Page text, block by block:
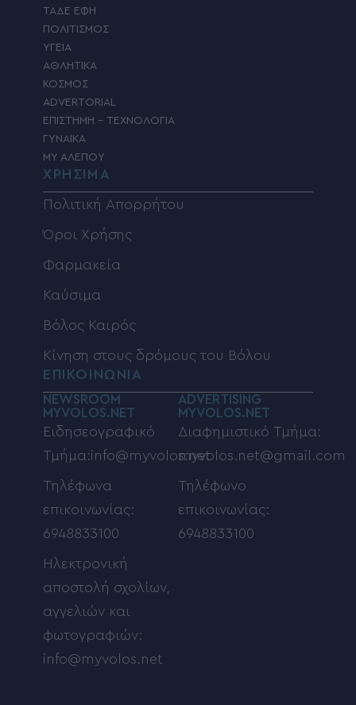
ΤΑΔΕ ΕΦΗ
ΠΟΛΙΤΙΣΜΟΣ
ΥΓΕΙΑ
ΑΘΛΗΤΙΚΑ
ΚΟΣΜΟΣ
ADVERTORIAL
ΕΠΙΣΤΗΜΗ – ΤΕΧΝΟΛΟΓΙΑ
ΓΥΝΑΙΚΑ
MY ΑΛΕΠΟΥ
ΧΡΗΣΙΜΑ
Πολιτική Απορρήτου
Όροι Χρήσης
Φαρμακεία
Καύσιμα
Βόλος Καιρός
Κίνηση στους δρόμους του Βόλου
ΕΠΙΚΟΙΝΩΝΙΑ
NEWSROOM
MYVOLOS.NET
Ειδησεογραφικό
Τμήμα:info@myvolos.net
Τηλέφωνα
επικοινωνίας:
6948833100
Ηλεκτρονική
αποστολή σχολίων,
αγγελιών και
φωτογραφιών:
info@myvolos.net
ADVERTISING
MYVOLOS.NET
Διαφημιστικό Τμήμα:
myvolos.net@gmail.com
Τηλέφωνο
επικοινωνίας:
6948833100